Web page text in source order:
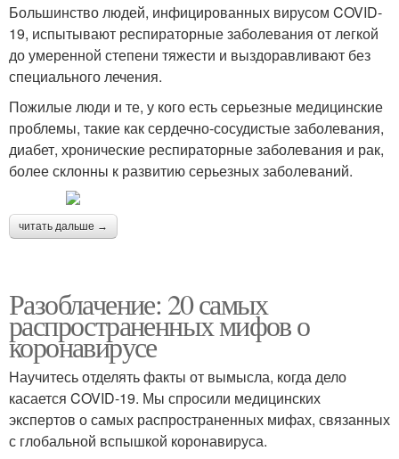
Большинство людей, инфицированных вирусом COVID-
19, испытывают респираторные заболевания от легкой
до умеренной степени тяжести и выздоравливают без
специального лечения.
Пожилые люди и те, у кого есть серьезные медицинские
проблемы, такие как сердечно-сосудистые заболевания,
диабет, хронические респираторные заболевания и рак,
более склонны к развитию серьезных заболеваний.
читать дальше →
Разоблачение: 20 самых
распространенных мифов о
коронавирусе
Научитесь отделять факты от вымысла, когда дело
касается COVID-19. Мы спросили медицинских
экспертов о самых распространенных мифах, связанных
с глобальной вспышкой коронавируса.